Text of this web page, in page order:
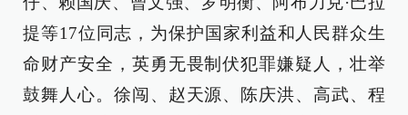
提等17位同志，为保护国家利益和人民群众生
命财产安全，英勇无畏制伏犯罪嫌疑人，壮举
鼓舞人心。徐闯、赵天源、陈庆洪、高武、程